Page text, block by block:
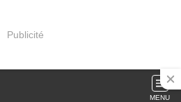
Publicité
MENU